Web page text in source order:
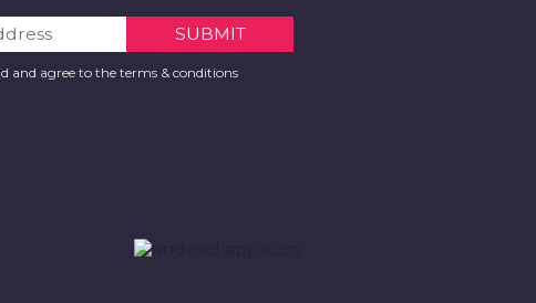
and agree to the terms & conditions